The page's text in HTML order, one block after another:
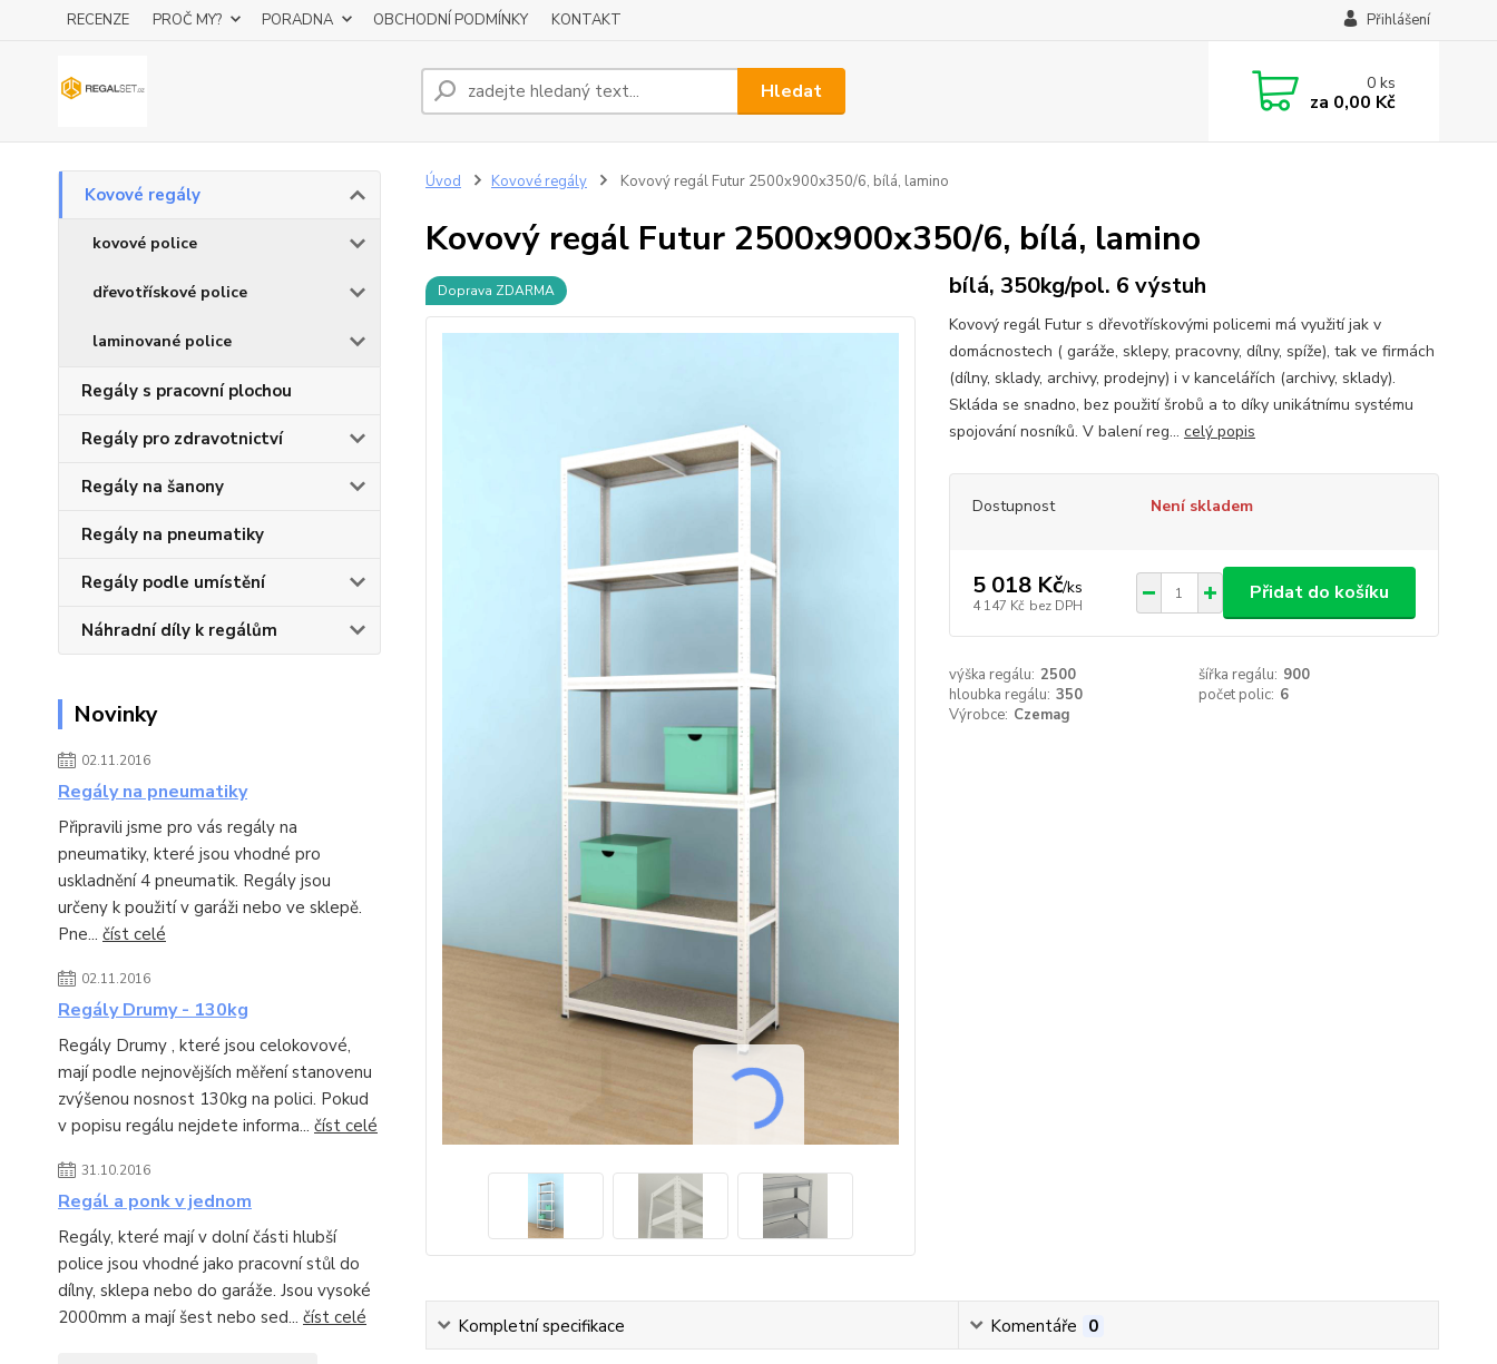
RECENZE PROČ MY? PORADNA OBCHODNÍ PODMÍNKY KONTAKT Přihlášení
Hledat 0ks
za 0,00 Kč
Kovové regály
kovové police
dřevotřískové police
laminované police
Regály s pracovní plochou
Regály pro zdravotnictví
Regály na šanony
Regály na pneumatiky
Regály podle umístění
Náhradní díly k regálům
Novinky
02.11.2016
Regály na pneumatiky
Připravili jsme pro vás regály na
pneumatiky, které jsou vhodné pro
uskladnění 4 pneumatik. Regály jsou
určeny k použití v garáži nebo ve sklepě.
Pne... číst celé
02.11.2016
Regály Drumy - 130kg
Regály Drumy , které jsou celokovové,
mají podle nejnovějších měření stanovenu
zvýšenou nosnost 130kg na polici. Pokud
v popisu regálu nejdete informa... číst celé
31.10.2016
Regál a ponk v jednom
Regály, které mají v dolní části hlubší
police jsou vhodné jako pracovní stůl do
dílny, sklepa nebo do garáže. Jsou vysoké
2000mm a mají šest nebo sed... číst celé
Úvod Kovové regály Kovový regál Futur 2500x900x350/6, bílá, lamino
Kovový regál Futur 2500x900x350/6, bílá, lamino
Doprava ZDARMA bílá, 350kg/pol. 6 výstuh
Kovový regál Futur s dřevotřískovými policemi má využití jak v
domácnostech ( garáže, sklepy, pracovny, dílny, spíže), tak ve firmách
(dílny, sklady, archivy, prodejny) i v kancelářích (archivy, sklady).
Skláda se snadno, bez použití šrobů a to díky unikátnímu systému
spojování nosníků. V balení reg... celý popis
Dostupnost Není skladem
5 018 Kč/ks
4 147 Kč bez DPH
Přidat do košíku
výška regálu: 2500 šířka regálu: 900
hloubka regálu: 350 počet polic: 6
Výrobce: Czemag
Kompletní specifikace Komentáře 0